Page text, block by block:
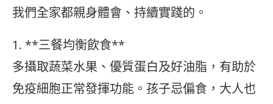
我們全家都親身體會、持續實踐的。
1. **三餐均衡飲食**
多攝取蔬菜水果、優質蛋白及好油脂，有助於
免疫細胞正常發揮功能。孩子忌偏食，大人也